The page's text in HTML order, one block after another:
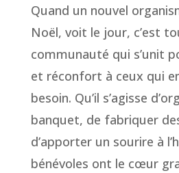
Quand un nouvel
Noël, voit le jour, c’est
communauté qui s’unit
et réconfort à ceux qui
besoin. Qu’il s’agisse
banquet, de fabriquer
d’apporter un sourire à
bénévoles ont le cœur